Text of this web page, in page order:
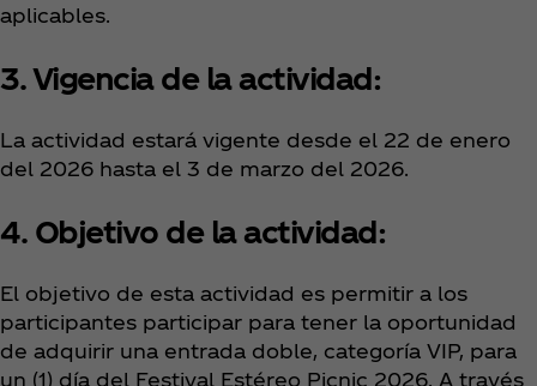
aplicables.
3. Vigencia de la actividad:
La actividad estará vigente desde el 22 de enero
del 2026 hasta el 3 de marzo del 2026.
4. Objetivo de la actividad:
El objetivo de esta actividad es permitir a los
participantes participar para tener la oportunidad
de adquirir una entrada doble, categoría VIP, para
un (1) día del Festival Estéreo Picnic 2026. A través